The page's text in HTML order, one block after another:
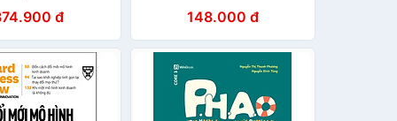
đ 148.000 đ